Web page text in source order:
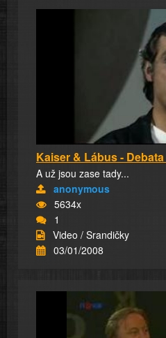
Kaiser & Lábus -
A už jsou zase tady...
anonymous
5634x
1
Video / Srandičky
03/01/2008